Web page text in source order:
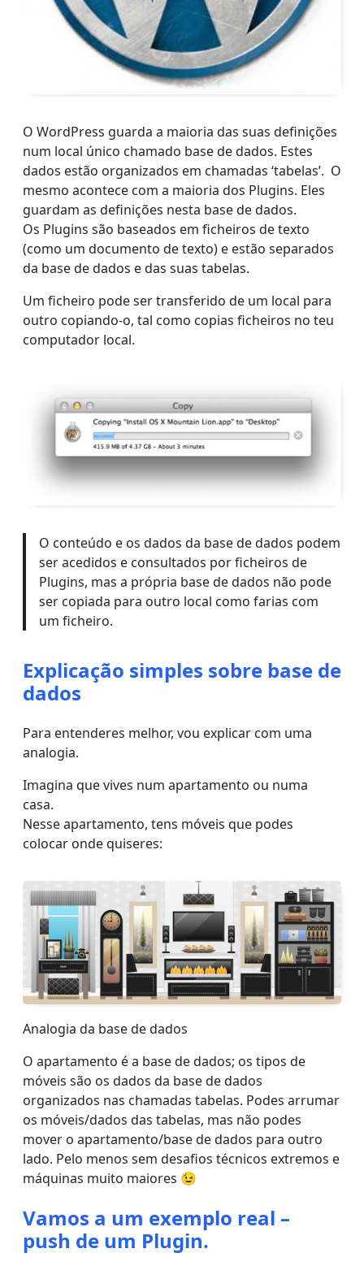
O WordPress guarda a maioria das suas definições
num local único chamado base de dados. Estes
dados estão organizados em chamadas ‘tabelas’. O
mesmo acontece com a maioria dos Plugins. Eles
guardam as definições nesta base de dados.
Os Plugins são baseados em ficheiros de texto
(como um documento de texto) e estão separados
da base de dados e das suas tabelas.
Um ficheiro pode ser transferido de um local para
outro copiando-o, tal como copias ficheiros no teu
computador local.
O conteúdo e os dados da base de dados podem
ser acedidos e consultados por ficheiros de
Plugins, mas a própria base de dados não pode
ser copiada para outro local como farias com
um ficheiro.
Explicação simples sobre base de
dados
Para entenderes melhor, vou explicar com uma
analogia.
Imagina que vives num apartamento ou numa
casa.
Nesse apartamento, tens móveis que podes
colocar onde quiseres:
Analogia da base de dados
O apartamento é a base de dados; os tipos de
móveis são os dados da base de dados
organizados nas chamadas tabelas. Podes arrumar
os móveis/dados das tabelas, mas não podes
mover o apartamento/base de dados para outro
lado. Pelo menos sem desafios técnicos extremos e
máquinas muito maiores 😉
Vamos a um exemplo real –
push de um Plugin.